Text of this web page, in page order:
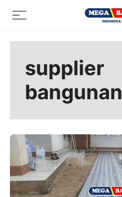
Menu
supplier
bangunan